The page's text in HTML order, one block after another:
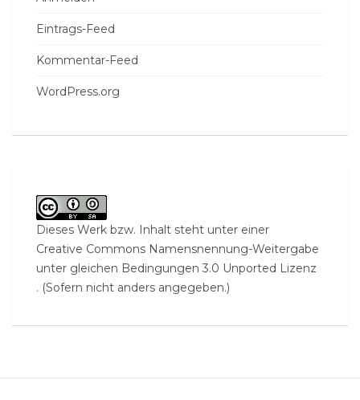
Eintrags-Feed
Kommentar-Feed
WordPress.org
Dieses Werk bzw. Inhalt steht unter einer
Creative Commons Namensnennung-Weitergabe
unter gleichen Bedingungen 3.0 Unported Lizenz
. (Sofern nicht anders angegeben.)